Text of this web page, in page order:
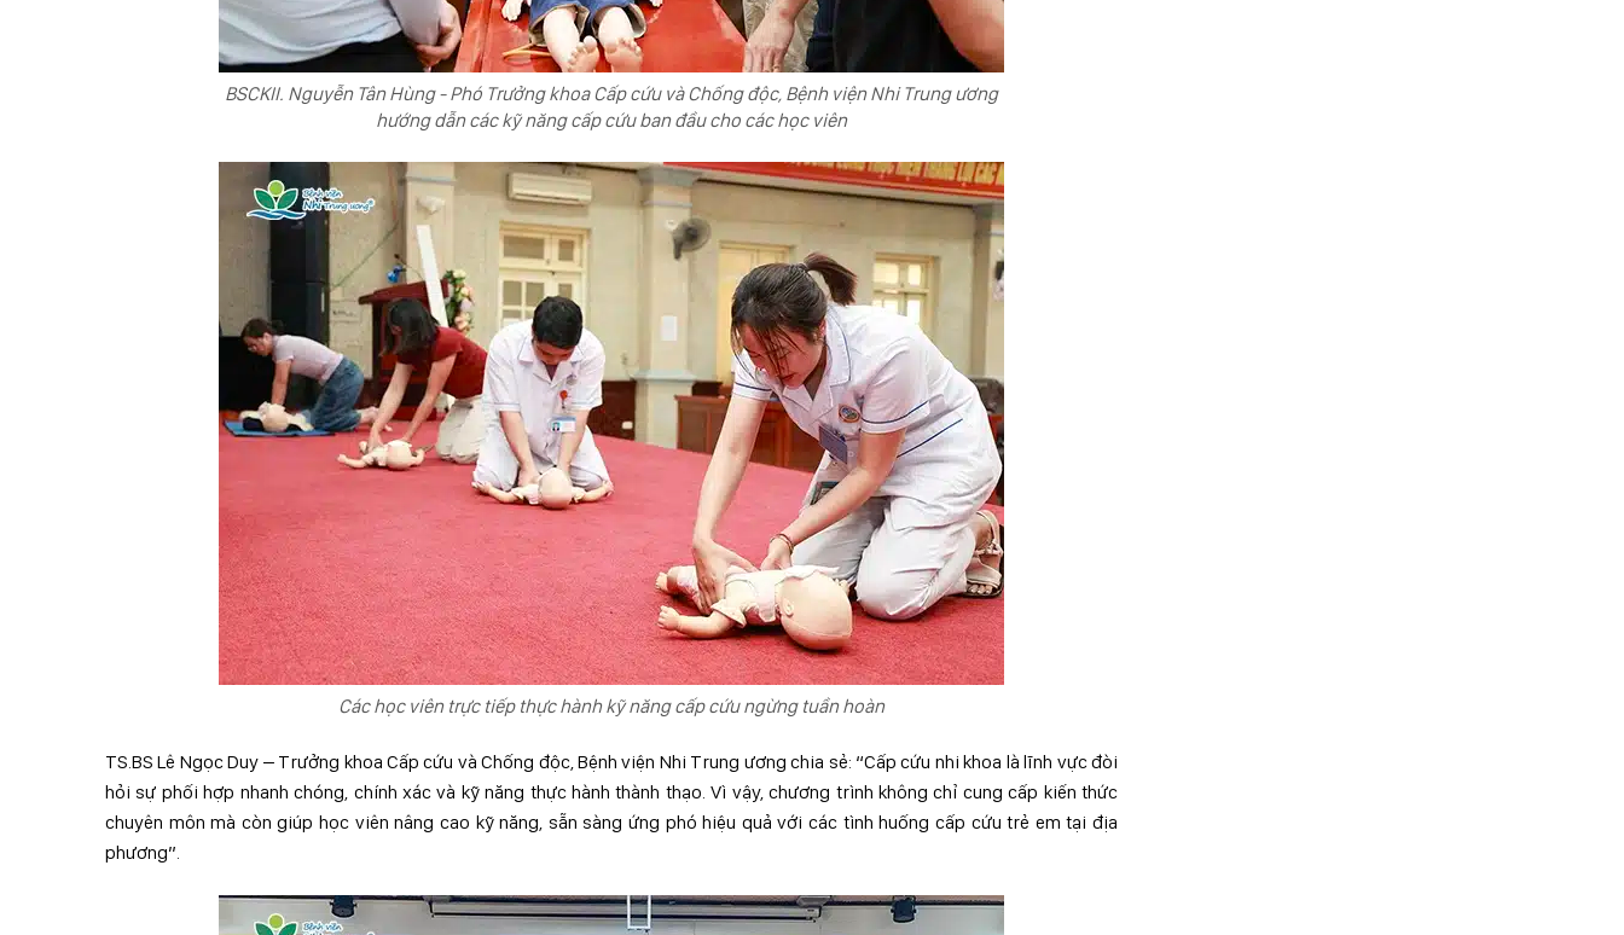
BSCKII. Nguyễn Tân Hùng - Phó Trưởng khoa Cấp cứu và Chống độc, Bệnh viện Nhi Trung ương
hướng dẫn các kỹ năng cấp cứu ban đầu cho các học viên
Các học viên trực tiếp thực hành kỹ năng cấp cứu ngừng tuần hoàn
TS.BS Lê Ngọc Duy – Trưởng khoa Cấp cứu và Chống độc, Bệnh viện Nhi Trung ương chia sẻ: “Cấp cứu nhi khoa là lĩnh vực đòi
hỏi sự phối hợp nhanh chóng, chính xác và kỹ năng thực hành thành thạo. Vì vậy, chương trình không chỉ cung cấp kiến thức
chuyên môn mà còn giúp học viên nâng cao kỹ năng, sẵn sàng ứng phó hiệu quả với các tình huống cấp cứu trẻ em tại địa
phương”.